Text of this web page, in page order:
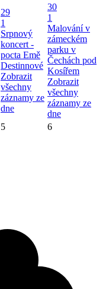
29
1
Srpnový
koncert -
pocta Emě
Destinnové
Zobrazit
všechny
záznamy ze
dne
30
1
Malování v
zámeckém
parku v
Čechách pod
Kosířem
Zobrazit
všechny
záznamy ze
dne
5 6